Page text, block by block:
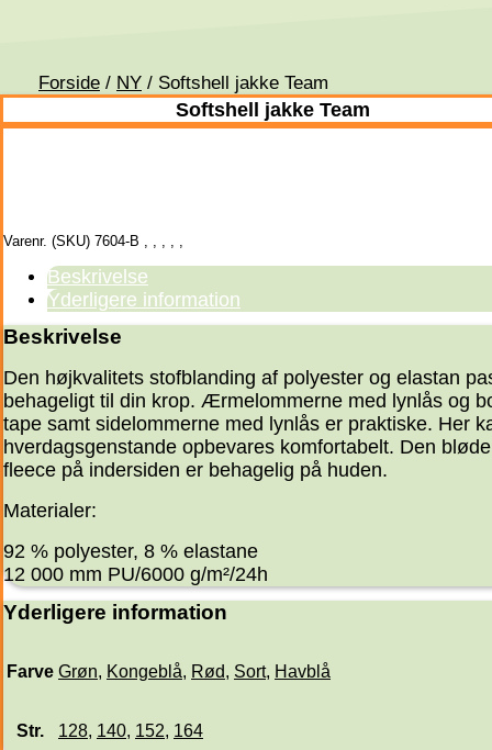
Forside / NY / Softshell jakke Team
Softshell jakke Team
Varenr. (SKU) 7604-B , , , , ,
Beskrivelse
Yderligere information
Beskrivelse
Den højkvalitets stofblanding af polyester og elastan
behageligt til din krop. Ærmelommerne med lynlås og
tape samt sidelommerne med lynlås er praktiske. Her
hverdagsgenstande opbevares komfortabelt. Den bløde
fleece på indersiden er behagelig på huden.
Materialer:
92 % polyester, 8 % elastane
12 000 mm PU/6000 g/m²/24h
Yderligere information
Farve Grøn, Kongeblå, Rød, Sort, Havblå
Str. 128, 140, 152, 164